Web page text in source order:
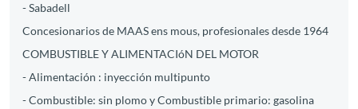
- Sabadell
Concesionarios de MAAS ens mous, profesionales desde 1964
COMBUSTIBLE Y ALIMENTACIóN DEL MOTOR
- Alimentación : inyección multipunto
- Combustible: sin plomo y Combustible primario: gasolina